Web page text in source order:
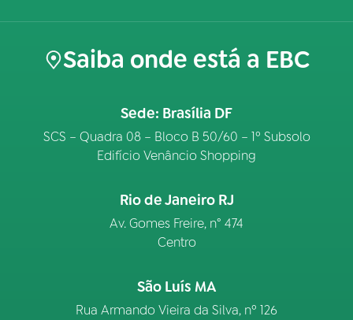
Saiba onde está a EBC
Sede: Brasília DF
SCS – Quadra 08 – Bloco B 50/60 – 1º Subsolo
Edifício Venâncio Shopping
Rio de Janeiro RJ
Av. Gomes Freire, n° 474
Centro
São Luís MA
Rua Armando Vieira da Silva, nº 126